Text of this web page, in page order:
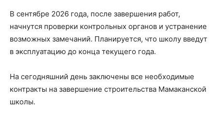
В сентябре 2026 года, после завершения работ,
начнутся проверки контрольных органов и устранение
возможных замечаний. Планируется, что школу введут
в эксплуатацию до конца текущего года.
На сегодняшний день заключены все необходимые
контракты на завершение строительства Мамаканской
школы.